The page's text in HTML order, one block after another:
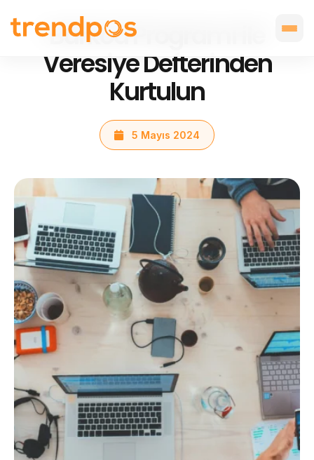
Barkod Programı ile
Veresiye Defterinden
Kurtulun
5 Mayıs 2024